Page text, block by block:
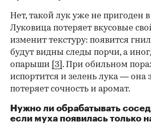
Нет, такой лук уже не пригоден
Луковица потеряет вкусовые
изменит текстуру: появится
будут видны следы порчи, а
опарыши
[3] . При обильном
испортится и зелень лука — она
потеряет сочность и аромат.
Нужно ли обрабатывать
если муха появилась только